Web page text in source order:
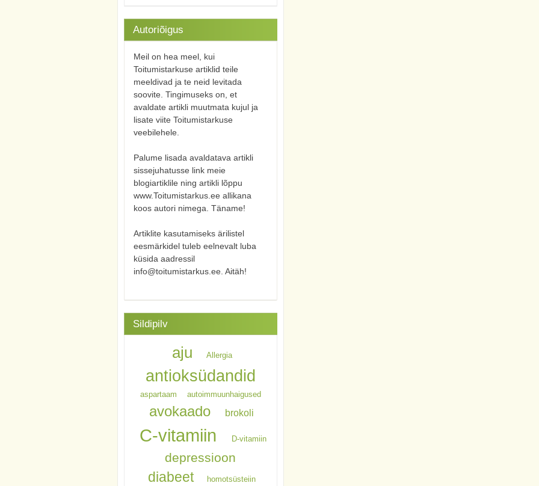
Autoriõigus
Meil on hea meel, kui
Toitumistarkuse artiklid teile
meeldivad ja te neid levitada
soovite. Tingimuseks on, et
avaldate artikli muutmata kujul ja
lisate viite Toitumistarkuse
veebilehele.
Palume lisada avaldatava artikli
sissejuhatusse link meie
blogiartiklile ning artikli lõppu
www.Toitumistarkus.ee allikana
koos autori nimega. Täname!
Artiklite kasutamiseks ärilistel
eesmärkidel tuleb eelnevalt luba
küsida aadressil
info@toitumistarkus.ee. Aitäh!
Sildipilv
aju Allergia
antioksüdandid
aspartaam autoimmuunhaigused
avokaado brokoli
C-vitamiin D-vitamiin
depressioon
diabeet homotsüsteiin